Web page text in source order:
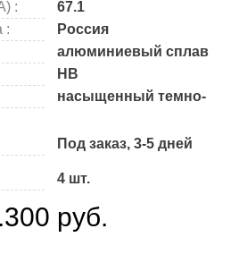
:
67.1
:
Россия
алюминиевый сплав
HB
насыщенный темно-
Под заказ, 3-5 дней
4 шт.
руб.